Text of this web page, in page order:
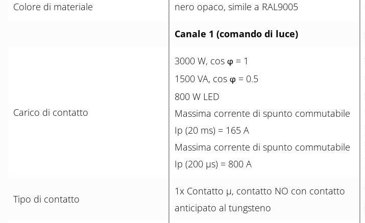
Colore di materiale nero opaco, simile a RAL9005
Canale 1 (comando di luce)
Carico di contatto
3000 W, cos φ = 1
1500 VA, cos φ = 0.5
800 W LED
Massima corrente di spunto commutabile
Ip (20 ms) = 165 A
Massima corrente di spunto commutabile
Ip (200 µs) = 800 A
Tipo di contatto
1x Contatto µ, contatto NO con contatto
anticipato al tungsteno